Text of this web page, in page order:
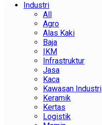
Industri
All
Agro
Alas Kaki
Baja
IKM
Infrastruktur
Jasa
Kaca
Kawasan Industri
Keramik
Kertas
Logistik